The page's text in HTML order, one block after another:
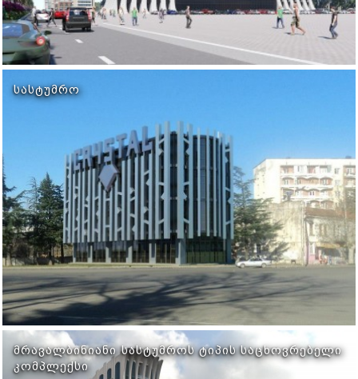
ᲡᲐᲡᲢᲣᲛᲠᲝ
ᲛᲠᲐᲕᲐᲚᲑᲘᲜᲘᲐᲜᲘ ᲡᲐᲡᲢᲣᲛᲠᲝᲡ ᲢᲘᲞᲘᲡ ᲡᲐᲪᲮᲝᲕᲠᲔᲑᲔᲚᲘ
ᲙᲝᲛᲞᲚᲔᲥᲡᲘ